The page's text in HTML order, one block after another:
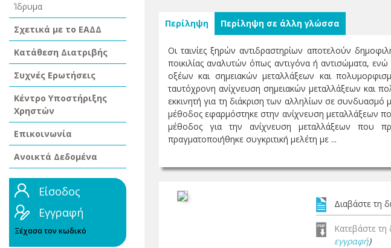
Ίδρυμα
Σχετικά με το ΕΑΔΔ
Κατάθεση Διατριβής
Συχνές Ερωτήσεις
Κέντρο Υποστήριξης
Χρηστών
Επικοινωνία
Ανοικτά Δεδομένα
Είσοδος
Εγγραφή
Ξέχασα τον κωδικό
Περίληψη Περίληψη σε άλλη γλώσσα
Οι ταινίες ξηρών αντιδραστηρίων αποτελούν
ποικιλίας αναλυτών όπως αντιγόνα ή αντισώματα,
οξέων και σημειακών μεταλλάξεων και
ταυτόχρονη ανίχνευση σημειακών μεταλλάξεων και
εκκινητή για τη διάκριση των αλληλίων σε συνδυασμό
μέθοδος εφαρμόστηκε στην ανίχνευση μεταλλάξεων
μέθοδος για την ανίχνευση μεταλλάξεων που
πραγματοποιήθηκε συγκριτική μελέτη με ...
Διαβάστε τη
Κατεβάστε
εγγραφή)